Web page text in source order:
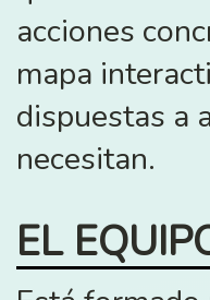
acciones
mapa
dispuestas a
necesitan.
EL